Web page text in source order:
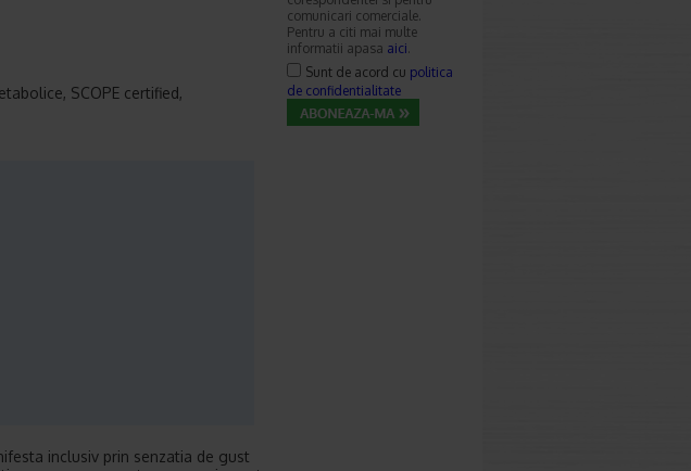
SCOPE certified,
inclusiv prin senzatia de gust
comunicari comerciale.
Pentru a citi mai multe
informatii apasa aici.
Sunt de acord cu politica
de confidentialitate